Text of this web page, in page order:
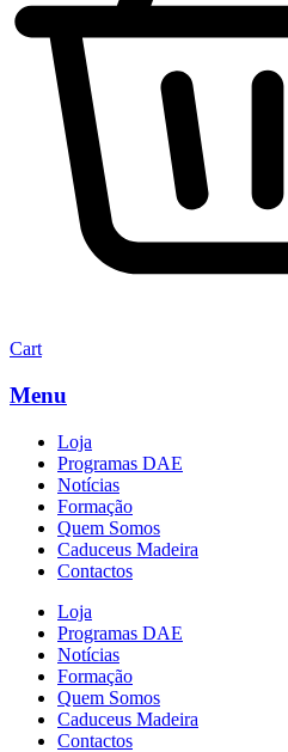
Cart
Menu
Loja
Programas DAE
Notícias
Formação
Quem Somos
Caduceus Madeira
Contactos
Loja
Programas DAE
Notícias
Formação
Quem Somos
Caduceus Madeira
Contactos